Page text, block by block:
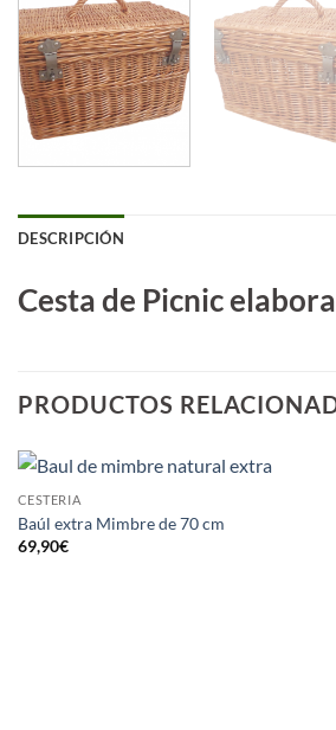
DESCRIPCIÓN
Cesta de Picnic
PRODUCTOS
CESTERIA
Baúl extra Mimbre de 70 cm
69,90€